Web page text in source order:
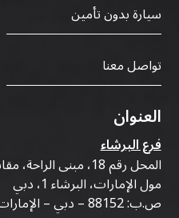
سيارة بدون تأمين
تواصل معنا
العنوان
فرع البرشاء
المحل رقم 18، مبنى
مول الإمارات، البرشاء 1، دبي
ص.ب: 88152 – دبي – الإمارات العربية المتحدة